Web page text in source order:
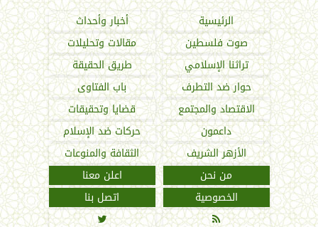
الرئيسية
أخبار وأحداث
صوت فلسطين
مقالات وتحليلات
تراثنا الإسلامي
طريق الحقيقة
حوار ضد التطرف
باب الفتاوى
الاقتصاد والمجتمع
قضايا وتحقيقات
داعمون
حركات ضد الإسلام
الأزهر الشريف
الثقافة والمنوعات
من نحن
اعلن معنا
الخصوصية
اتصل بنا

